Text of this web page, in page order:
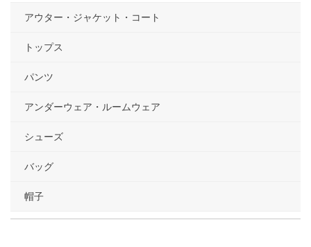
アウター・ジャケット・コート
トップス
パンツ
アンダーウェア・ルームウェア
シューズ
バッグ
帽子